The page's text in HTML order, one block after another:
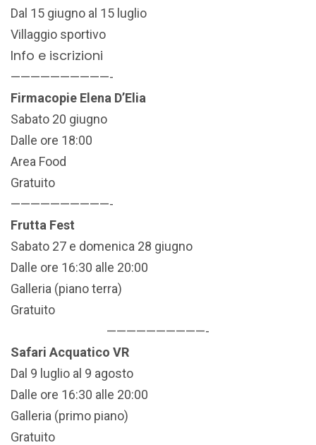
Dal 15 giugno al 15 luglio
Villaggio sportivo
Info e iscrizioni
——————————-
Firmacopie Elena D’Elia
Sabato 20 giugno
Dalle ore 18:00
Area Food
Gratuito
——————————-
Frutta Fest
Sabato 27 e domenica 28 giugno
Dalle ore 16:30 alle 20:00
Galleria (piano terra)
Gratuito
——————————-
Safari Acquatico VR
Dal 9 luglio al 9 agosto
Dalle ore 16:30 alle 20:00
Galleria (primo piano)
Gratuito